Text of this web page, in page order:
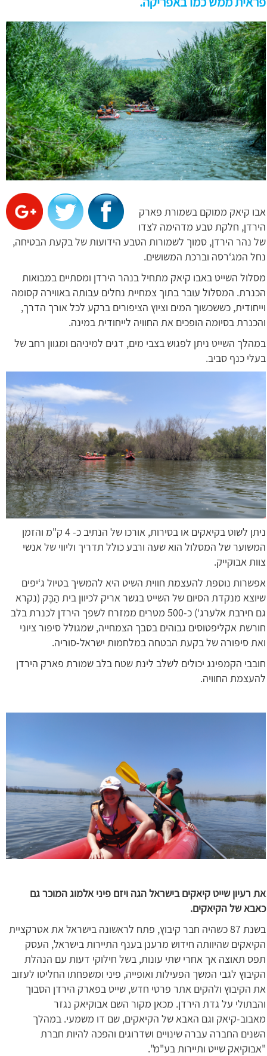
אבו קיאק ממוקם בשמורת פארק
הירדן, חלקת טבע מדהימה לצדו
של נהר הירדן, סמוך לשמורות הטבע הידועות של בקעת הבטיחה,
נחל המג‘רסה וברכת המשושים.
מסלול השייט באבו קיאק מתחיל בנהר הירדן ומסתיים במבואות
הכנרת. המסלול עובר בתוך צמחיית נחלים עבותה באווירה קסומה
וייחודית, כששכשוך המים וציוץ הציפורים ברקע לכל אורך הדרך,
והכנרת בסיומה הופכים את החוויה לייחודית במינה.
במהלך השייט ניתן לפגוש בצבי מים, דגים למיניהם ומגוון רחב של
בעלי כנף סביב.
ניתן לשוט בקיאקים או בסירות, אורכו של הנתיב כ- 4 ק"מ והזמן
המשוער של המסלול הוא שעה ורבע כולל תדריך וליווי של אנשי
צוות אבוקייק.
אפשרות נוספת להעצמת חווית השיט היא להמשיך בטיול ג‘יפים
שיוצא מנקדת הסיום של השייט בגשר אריק לכיוון בית הַבֶּק (נקרא
גם חירבת אלערג‘) כ-500 מטרים ממזרח לשפך הירדן לכנרת בלב
חורשת אקליפטוסים גבוהים בסבך הצמחייה, שמגולל סיפור ציוני
ואת סיפורה של בקעת הבטחה במלחמות ישראל-סוריה.
חובבי הקמפינג יכולים לשלב לינת שטח בלב שמורת פארק הירדן
להעצמת החוויה.
את רעיון שייט קיאקים בישראל הגה ויזם פיני אלמוג המוכר גם
כאבא של הקיאקים.
בשנת 87 כשהיה חבר קיבוץ, פתח לראשונה בישראל את אטרקציית
הקיאקים שהיוותה חידוש מרענן בענף התיירות בישראל, העסק
תפס תאוצה אך אחרי שתי עונות, בשל חילוקי דעות עם הנהלת
הקיבוץ לגבי המשך הפעילות ואופייה, פיני ומשפחתו החליטו לעזוב
את הקיבוץ ולהקים אתר פרטי חדש, שייט בפארק הירדן הסבוך
והבתולי על גדת הירדן. מכאן מקור השם אבוקיאק נגזר
מאבוב-קיאק וגם האבא של הקיאקים, שם דו משמעי. במהלך
השנים החברה עברה שינויים ושדרוגים והפכה להיות חברת
"אבוקיאק שייט ותיירות בע"מ".